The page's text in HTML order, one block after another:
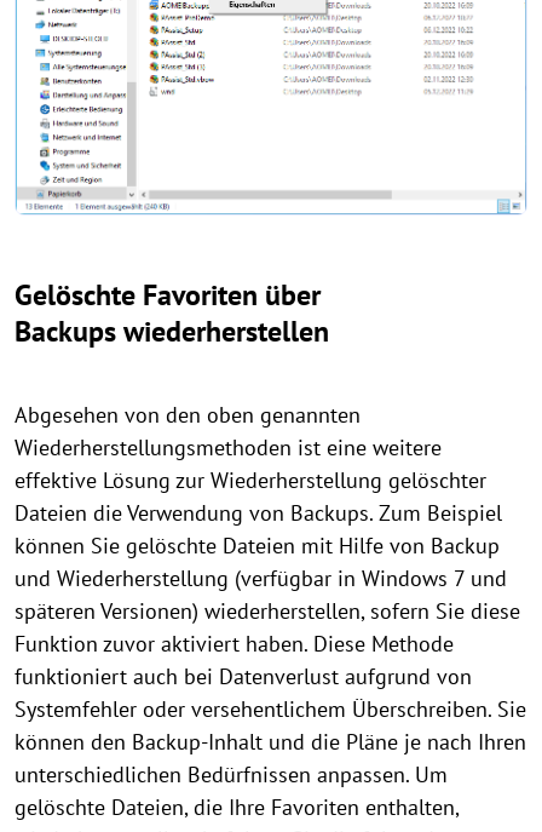
Gelöschte Favoriten über
Backups wiederherstellen
Abgesehen von den oben genannten
Wiederherstellungsmethoden ist eine weitere
effektive Lösung zur Wiederherstellung gelöschter
Dateien die Verwendung von Backups. Zum Beispiel
können Sie gelöschte Dateien mit Hilfe von Backup
und Wiederherstellung (verfügbar in Windows 7 und
späteren Versionen) wiederherstellen, sofern Sie diese
Funktion zuvor aktiviert haben. Diese Methode
funktioniert auch bei Datenverlust aufgrund von
Systemfehler oder versehentlichem Überschreiben. Sie
können den Backup-Inhalt und die Pläne je nach Ihren
unterschiedlichen Bedürfnissen anpassen. Um
gelöschte Dateien, die Ihre Favoriten enthalten,